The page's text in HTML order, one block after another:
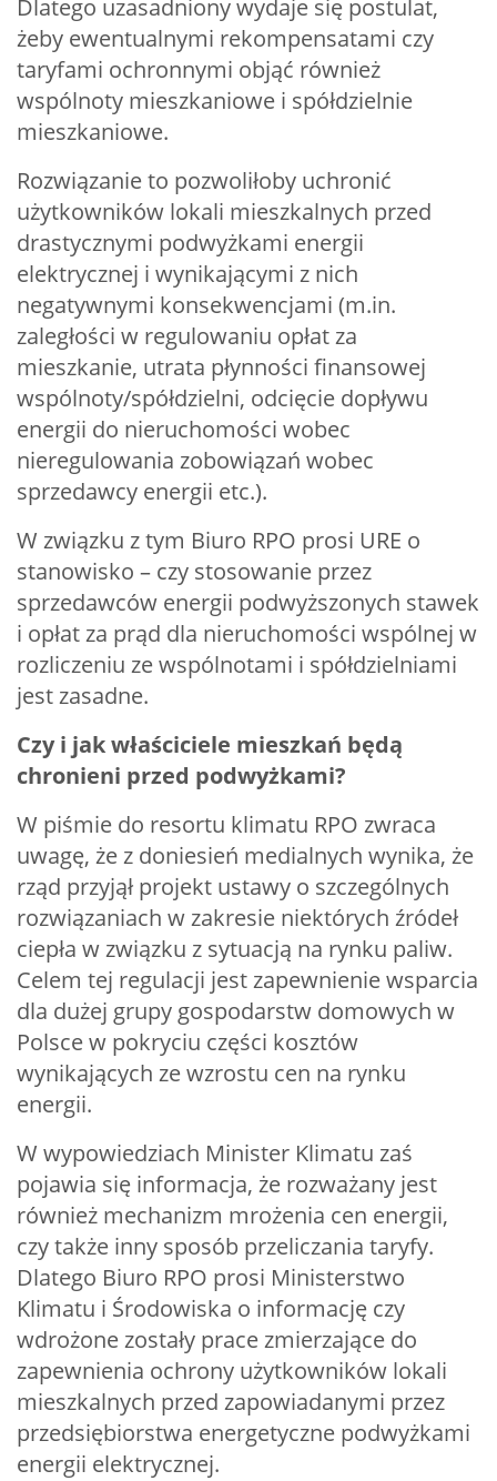
Dlatego uzasadniony wydaje się postulat,
żeby ewentualnymi rekompensatami czy
taryfami ochronnymi objąć również
wspólnoty mieszkaniowe i spółdzielnie
mieszkaniowe.
Rozwiązanie to pozwoliłoby uchronić
użytkowników lokali mieszkalnych przed
drastycznymi podwyżkami energii
elektrycznej i wynikającymi z nich
negatywnymi konsekwencjami (m.in.
zaległości w regulowaniu opłat za
mieszkanie, utrata płynności finansowej
wspólnoty/spółdzielni, odcięcie dopływu
energii do nieruchomości wobec
nieregulowania zobowiązań wobec
sprzedawcy energii etc.).
W związku z tym Biuro RPO prosi URE o
stanowisko – czy stosowanie przez
sprzedawców energii podwyższonych stawek
i opłat za prąd dla nieruchomości wspólnej w
rozliczeniu ze wspólnotami i spółdzielniami
jest zasadne.
Czy i jak właściciele mieszkań będą
chronieni przed podwyżkami?
W piśmie do resortu klimatu RPO zwraca
uwagę, że z doniesień medialnych wynika, że
rząd przyjął projekt ustawy o szczególnych
rozwiązaniach w zakresie niektórych źródeł
ciepła w związku z sytuacją na rynku paliw.
Celem tej regulacji jest zapewnienie wsparcia
dla dużej grupy gospodarstw domowych w
Polsce w pokryciu części kosztów
wynikających ze wzrostu cen na rynku
energii.
W wypowiedziach Minister Klimatu zaś
pojawia się informacja, że rozważany jest
również mechanizm mrożenia cen energii,
czy także inny sposób przeliczania taryfy.
Dlatego Biuro RPO prosi Ministerstwo
Klimatu i Środowiska o informację czy
wdrożone zostały prace zmierzające do
zapewnienia ochrony użytkowników lokali
mieszkalnych przed zapowiadanymi przez
przedsiębiorstwa energetyczne podwyżkami
energii elektrycznej.